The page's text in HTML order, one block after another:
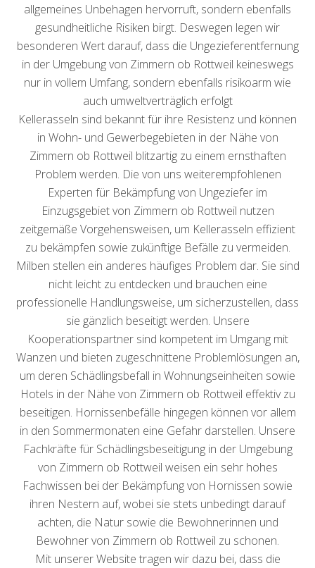
allgemeines Unbehagen hervorruft, sondern ebenfalls
gesundheitliche Risiken birgt. Deswegen legen wir
besonderen Wert darauf, dass die Ungezieferentfernung
in der Umgebung von Zimmern ob Rottweil keineswegs
nur in vollem Umfang, sondern ebenfalls risikoarm wie
auch umweltverträglich erfolgt
Kellerasseln sind bekannt für ihre Resistenz und können
in Wohn- und Gewerbegebieten in der Nähe von
Zimmern ob Rottweil blitzartig zu einem ernsthaften
Problem werden. Die von uns weiterempfohlenen
Experten für Bekämpfung von Ungeziefer im
Einzugsgebiet von Zimmern ob Rottweil nutzen
zeitgemäße Vorgehensweisen, um Kellerasseln effizient
zu bekämpfen sowie zukünftige Befälle zu vermeiden.
Milben stellen ein anderes häufiges Problem dar. Sie sind
nicht leicht zu entdecken und brauchen eine
professionelle Handlungsweise, um sicherzustellen, dass
sie gänzlich beseitigt werden. Unsere
Kooperationspartner sind kompetent im Umgang mit
Wanzen und bieten zugeschnittene Problemlösungen an,
um deren Schädlingsbefall in Wohnungseinheiten sowie
Hotels in der Nähe von Zimmern ob Rottweil effektiv zu
beseitigen. Hornissenbefälle hingegen können vor allem
in den Sommermonaten eine Gefahr darstellen. Unsere
Fachkräfte für Schädlingsbeseitigung in der Umgebung
von Zimmern ob Rottweil weisen ein sehr hohes
Fachwissen bei der Bekämpfung von Hornissen sowie
ihren Nestern auf, wobei sie stets unbedingt darauf
achten, die Natur sowie die Bewohnerinnen und
Bewohner von Zimmern ob Rottweil zu schonen.
Mit unserer Website tragen wir dazu bei, dass die